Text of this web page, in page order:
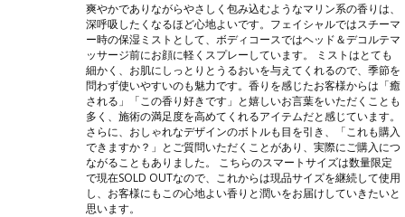
爽やかでありながらやさしく包み込むようなマリン系の香りは、
深呼吸したくなるほど心地よいです。フェイシャルではスチーマ
ー時の保湿ミストとして、ボディコースではヘッド＆デコルテマ
ッサージ前にお顔に軽くスプレーしています。 ミストはとても
細かく、お肌にしっとりとうるおいを与えてくれるので、季節を
問わず使いやすいのも魅力です。香りを感じたお客様からは「癒
される」「この香り好きです」と嬉しいお言葉をいただくことも
多く、施術の満足度を高めてくれるアイテムだと感じています。
さらに、おしゃれなデザインのボトルも目を引き、「これも購入
できますか？」とご質問いただくことがあり、実際にご購入につ
ながることもありました。 こちらのスマートサイズは数量限定
で現在SOLD OUTなので、これからは現品サイズを継続して使用
し、お客様にもこの心地よい香りと潤いをお届けしていきたいと
思います。